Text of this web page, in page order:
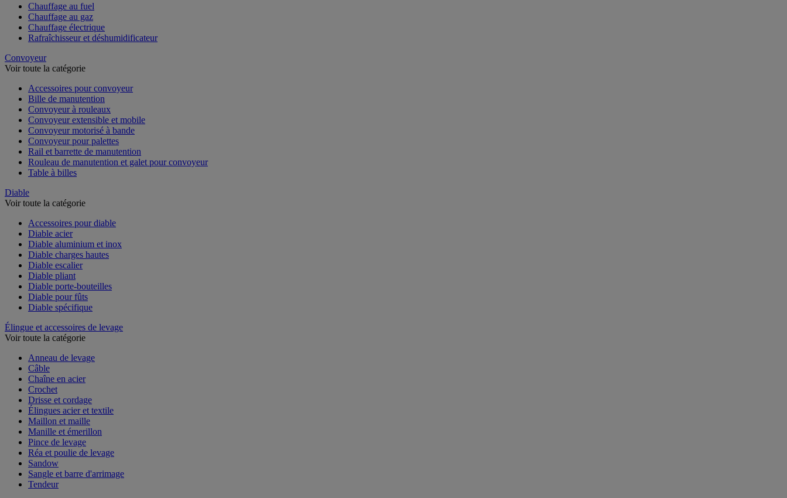
Chauffage au fuel
Chauffage au gaz
Chauffage électrique
Rafraîchisseur et déshumidificateur
Convoyeur
Voir toute la catégorie
Accessoires pour convoyeur
Bille de manutention
Convoyeur à rouleaux
Convoyeur extensible et mobile
Convoyeur motorisé à bande
Convoyeur pour palettes
Rail et barrette de manutention
Rouleau de manutention et galet pour convoyeur
Table à billes
Diable
Voir toute la catégorie
Accessoires pour diable
Diable acier
Diable aluminium et inox
Diable charges hautes
Diable escalier
Diable pliant
Diable porte-bouteilles
Diable pour fûts
Diable spécifique
Élingue et accessoires de levage
Voir toute la catégorie
Anneau de levage
Câble
Chaîne en acier
Crochet
Drisse et cordage
Élingues acier et textile
Maillon et maille
Manille et émerillon
Pince de levage
Réa et poulie de levage
Sandow
Sangle et barre d'arrimage
Tendeur